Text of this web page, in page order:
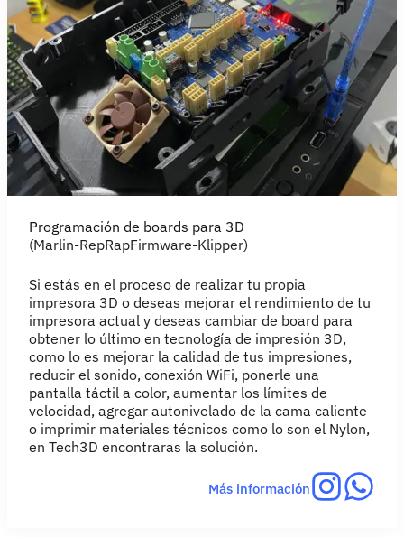
Programación de boards para 3D
(Marlin-RepRapFirmware-Klipper)
Si estás en el proceso de realizar tu propia
impresora 3D o deseas mejorar el rendimiento de tu
impresora actual y deseas cambiar de board para
obtener lo último en tecnología de impresión 3D,
como lo es mejorar la calidad de tus impresiones,
reducir el sonido, conexión WiFi, ponerle una
pantalla táctil a color, aumentar los límites de
velocidad, agregar autonivelado de la cama caliente
o imprimir materiales técnicos como lo son el Nylon,
en Tech3D encontraras la solución.
Más información